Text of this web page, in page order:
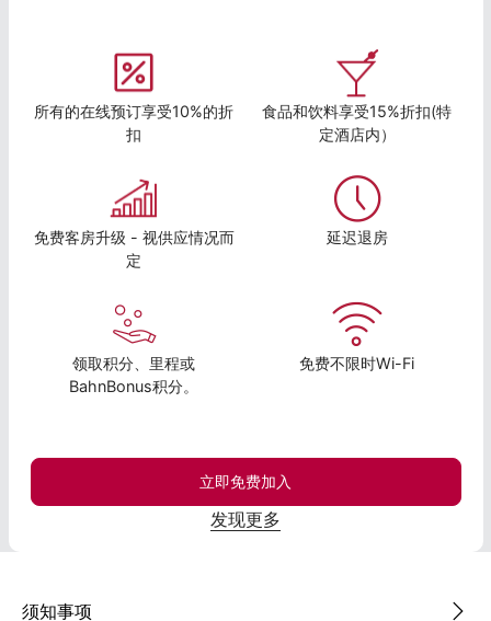
所有的在线预订享受10%的折
扣
食品和饮料享受15%折扣(特
定酒店内）
免费客房升级 - 视供应情况而
定
延迟退房
领取积分、里程或
BahnBonus积分。
免费不限时Wi-Fi
立即免费加入
发现更多
须知事项